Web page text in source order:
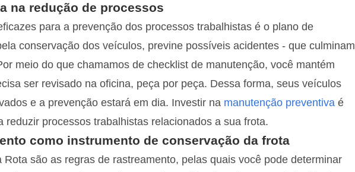
na redução de processos
para a prevenção dos processos trabalhistas é o plano de
conservação dos veículos, previne possíveis acidentes - que culminam
meio do que chamamos de checklist de manutenção, você mantém
ser revisado na oficina, peça por peça. Dessa forma, seus veículos
e a prevenção estará em dia. Investir na manutenção preventiva é
reduzir processos trabalhistas relacionados a sua frota.
como instrumento de conservação da frota
são as regras de rastreamento, pelas quais você pode determinar